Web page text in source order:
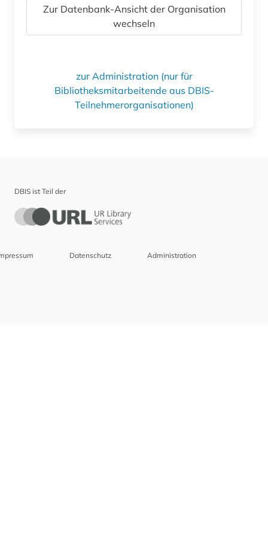
Zur Datenbank-Ansicht der Organisation
wechseln
zur Administration (nur für
Bibliotheksmitarbeitende aus DBIS-
Teilnehmerorganisationen)
DBIS ist Teil der
Datenschutz Administration